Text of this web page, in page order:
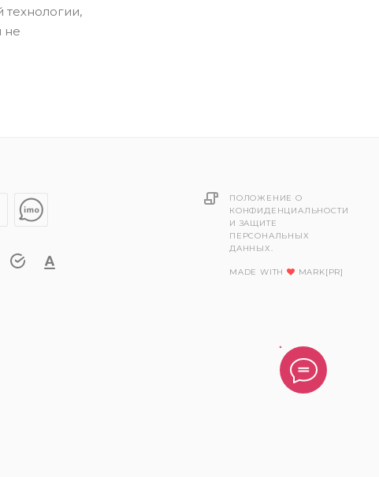
технологии,
не
ПОЛОЖЕНИЕ О
КОНФИДЕНЦИАЛЬНОСТИ
И ЗАЩИТЕ
ПЕРСОНАЛЬНЫХ
ДАННЫХ.
MADE WITH MARK[PR]